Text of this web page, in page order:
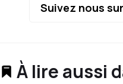
Suivez nous
À lire aussi